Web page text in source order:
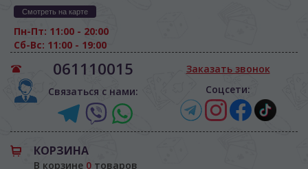
Смотреть на карте
Пн-Пт: 11:00 - 20:00
Сб-Вс: 11:00 - 19:00
061110015
Связаться с нами:
Заказать звонок
Соцсети:
КОРЗИНА
В корзине 0 товаров